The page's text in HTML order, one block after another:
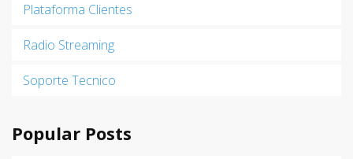
Plataforma Clientes
Radio Streaming
Soporte Tecnico
Popular Posts